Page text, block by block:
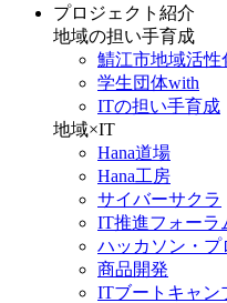
プロジェクト紹介
地域の担い手育成
鯖江市地域活性
学生団体with
ITの担い手育成
地域×IT
Hana道場
Hana工房
サイバーサクラ
IT推進フォーラ
ハッカソン・プ
商品開発
ITブートキャン